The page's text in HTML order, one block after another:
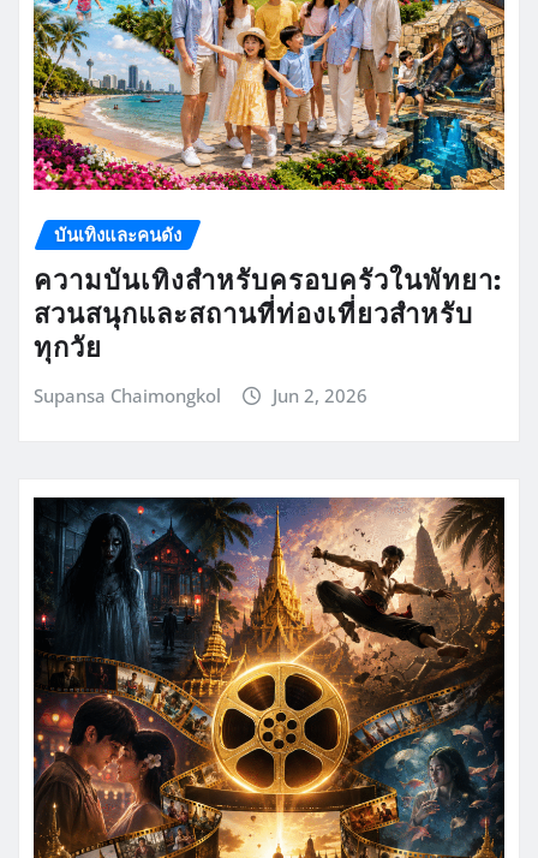
บันเทิงและคนดัง
ความบันเทิงสำหรับครอบครัวในพัทยา:
สวนสนุกและสถานที่ท่องเที่ยวสำหรับ
ทุกวัย
Supansa Chaimongkol Jun 2, 2026